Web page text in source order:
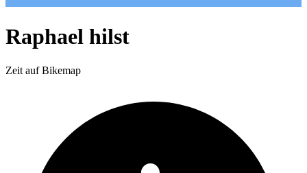
Raphael hilst
Zeit auf Bikemap